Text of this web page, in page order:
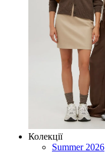
Колекції
Summer 2026